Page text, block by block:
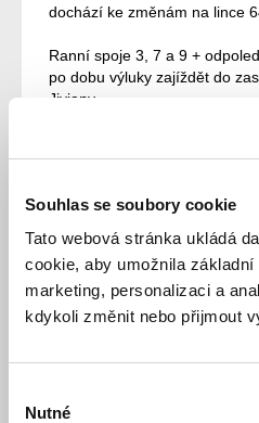
Souhlas se soubory cookie
Tato webová stránka ukládá
cookie, aby umožnila
marketing, personalizaci a
kdykoli změnit nebo přijmout
souhlasu
Nutné
dochází ke změnám na lince
Ranní spoje 3, 7 a 9 +
po dobu výluky zajíždět do
Jivjany.
Vzhledem k zavedení
u některých spojů k
časů ze zastávek.
Výlukový jízdní řád:645